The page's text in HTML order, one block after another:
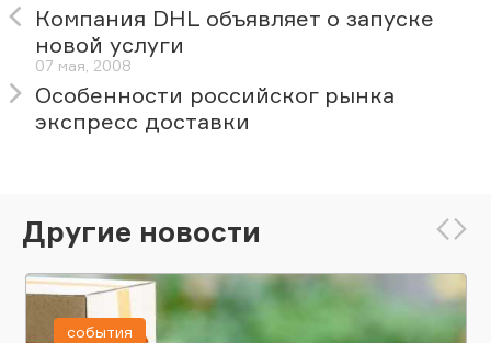
Компания DHL объявляет о запуске
новой услуги
07 мая, 2008
Особенности российског рынка
экспресс доставки
Другие новости
события